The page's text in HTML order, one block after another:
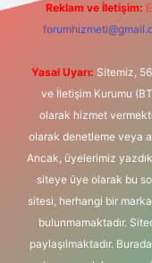
Reklam ve İletişim:
Yasal Uyarı: Sitemiz,
ve İletişim Kurumu
olarak hizmet
olarak denetleme veya
Ancak, üyelerimiz
siteye üye olarak bu
sitesi, herhangi bir
bulunmamaktadır.
paylaşılmaktadır.